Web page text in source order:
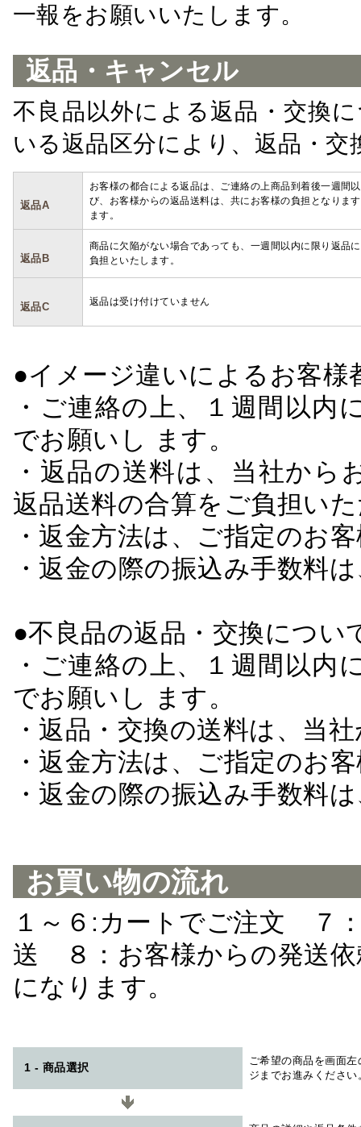
一報をお願いいたします。
返品・キャンセル
不良品以外による返品・交換
いる返品区分により、返品・
返品A
お客様の都合による返品は、ご連絡の上商品到着後一週間
び、お客様からの返品送料は、共にお客様の負担となりま
ます。
返品B
商品に欠陥がない場合であっても、一週間以内に限り返品
負担といたします。
返品C 返品は受け付けていません
●イメージ違いによるお客
・ご連絡の上、１週間以
でお願いし ます。
・返品の送料は、当社か
返品送料の合算をご負担い
・返金方法は、ご指定のお
・返金の際の振込み手数料
●不良品の返品・交換につい
・ご連絡の上、１週間以
でお願いし ます。
・返品・交換の送料は、当
・返金方法は、ご指定のお
・返金の際の振込み手数料
お買い物の流れ
１～６:カートでご注文 ７
送 ８：お客様からの発送
になります。
1 - 商品選択
ご希望の商品を画面
ジまでお進みください